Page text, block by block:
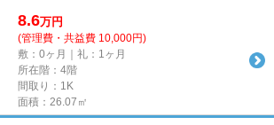
8.6万円
(管理費・共益費 10,000円)
敷：0ヶ月｜礼：1ヶ月
所在階：4階
間取り：1K
面積：26.07㎡